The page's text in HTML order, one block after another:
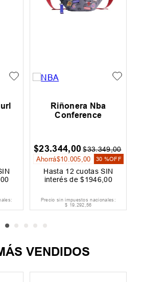
00
Riñonera Nba
Conference
$23.344,00 $33.349,00
Ahorrá$10 005 ,00 30 %OFF
Hasta 12 cuotas SIN
interés de$1946 ,00
Precio sin impuestos nacionales:
$ 19.292,56
VENDIDOS